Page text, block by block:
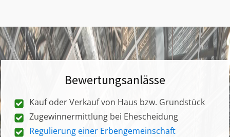
Bewertungsanlässe
Kauf oder Verkauf von Haus bzw. Grundstück
Zugewinnermittlung bei Ehescheidung
Regulierung einer Erbengemeinschaft